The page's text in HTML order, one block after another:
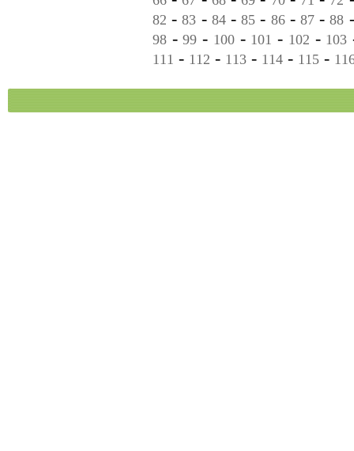
82 -83 - 84-85 - 86- 87-88
98 -99 - 100- 101 - 102 - 103
111 - 112 - 113 - 114 - 115 -